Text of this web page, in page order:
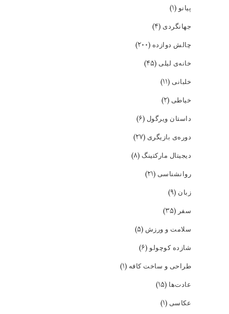
پیانو(۱)
جهانگردی (۴)
چالش دوازده (۲۰۰)
خانه‌ی لیلی (۴۵)
خلبانی (۱۱)
خیاطی (۲)
داستان ویرگول (۶)
دوره‌ی بازیگری (۲۷)
دیجیتال مارکتینگ (۸)
روانشناسی (۲۱)
زبان (۹)
سفر (۳۵)
سلامت و ورزش (۵)
شازده کوچولو(۶)
طراحی و ساخت کافه (۱)
عادت‌ها (۱۵)
عکاسی (۱)